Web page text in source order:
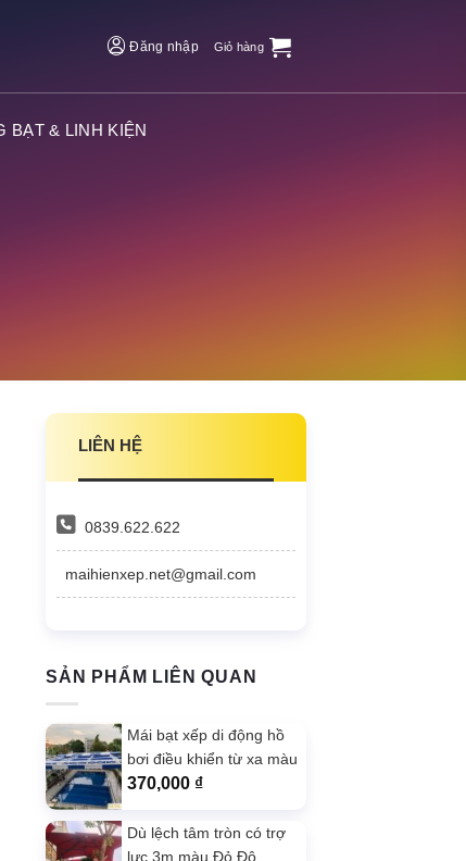
Đăng nhập Giỏ hàng
BẠT & LINH KIỆN
LIÊN HỆ
0839.622.622
maihienxep.net@gmail.com
SẢN PHẨM LIÊN QUAN
Mái bạt xếp di động hồ
bơi điều khiển từ xa màu
xanh da
370,000 ₫
Dù lệch tâm tròn có trợ
lực 3m màu Đỏ Đô